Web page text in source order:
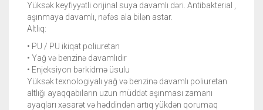
Yüksək keyfiyyətli orijinal suya davamlı dəri. Antibakterial ,
aşınmaya davamlı, nəfəs ala bilən astar.
Altlıq:
• PU / PU ikiqat poliuretan
• Yağ və benzinə davamlıdır
• Enjeksiyon bərkidmə üsulu
Yüksək texnologiyalı yağ və benzinə davamlı poliuretan
altlığı ayaqqabıların uzun müddət aşınması zamanı
ayaqları xəsarət və həddindən artıq yükdən qorumaq